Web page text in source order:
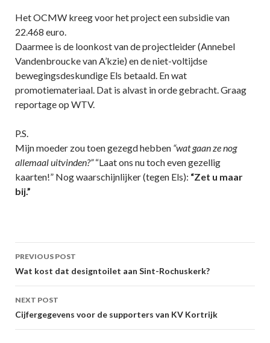
Het OCMW kreeg voor het project een subsidie van
22.468 euro.
Daarmee is de loonkost van de projectleider (Annebel
Vandenbroucke van A’kzie) en de niet-voltijdse
bewegingsdeskundige Els betaald. En wat
promotiemateriaal. Dat is alvast in orde gebracht. Graag
reportage op WTV.
P.S.
Mijn moeder zou toen gezegd hebben “wat gaan ze nog
allemaal uitvinden?”“Laat ons nu toch even gezellig
kaarten!” Nog waarschijnlijker (tegen Els): “Zet u maar
bij.”
Post
navigation
PREVIOUS POST
Wat kost dat designtoilet aan Sint-Rochuskerk?
NEXT POST
Cijfergegevens voor de supporters van KV Kortrijk